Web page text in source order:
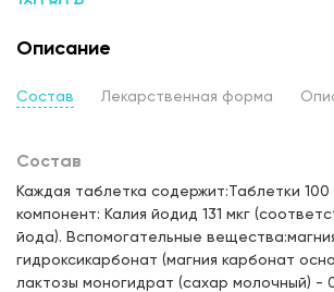
Доступно: 156
ул. Ю. Фучика, д.90 (ТЦ "Франт")
160,79 ₽
Доступно: 159 В наличии: 5
ул. Горького, д.17
24 часа
Описание
Состав Лекарственная форма
Состав
Каждая таблетка содержит:Таблетки 100
компонент: Калия йодид 131 мкг
йода). Вспомогательные
гидроксикарбонат (магния карбонат
лактозы моногидрат (сахар молочный) -